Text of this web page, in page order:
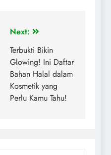
Next:
Terbukti Bikin
Glowing! Ini Daftar
Bahan Halal dalam
Kosmetik yang
Perlu Kamu Tahu!